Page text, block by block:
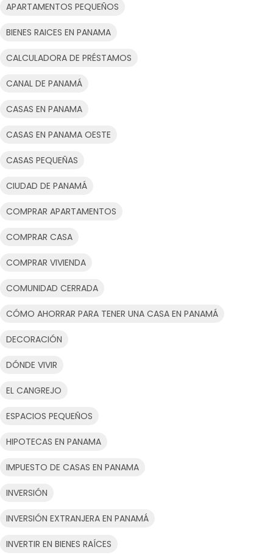
APARTAMENTOS PEQUEÑOS
BIENES RAICES EN PANAMA
CALCULADORA DE PRÉSTAMOS
CANAL DE PANAMÁ
CASAS EN PANAMA
CASAS EN PANAMA OESTE
CASAS PEQUEÑAS
CIUDAD DE PANAMÁ
COMPRAR APARTAMENTOS
COMPRAR CASA
COMPRAR VIVIENDA
COMUNIDAD CERRADA
CÓMO AHORRAR PARA TENER UNA CASA EN PANAMÁ
DECORACIÓN
DÓNDE VIVIR
EL CANGREJO
ESPACIOS PEQUEÑOS
HIPOTECAS EN PANAMA
IMPUESTO DE CASAS EN PANAMA
INVERSIÓN
INVERSIÓN EXTRANJERA EN PANAMÁ
INVERTIR EN BIENES RAÍCES